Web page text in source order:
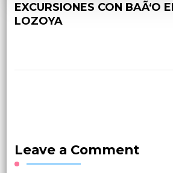
EXCURSIONES CON BAÃ‘O
LOZOYA
Leave a Comment